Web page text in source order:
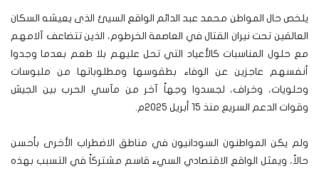
يلخص حال المواطن محمد عبد الدائم الواقع السيئ الذى يعيشه السكان
العالقين تحت نيران القتال في العاصمة الخرطوم، الذين تتضاعف آلامهم
مع حلول المناسبات كالأعياد التي تحل عليهم بلا طعم بعدما وجدوا
أنفسهم عاجزين عن الوفاء بطقوسها ومطلوباتها من ملبوسات
وحلويات، وخراف، لجسدوا وجهاً آخر من مآسي الحرب بين الجيش
وقوات الدعم السريع منذ 15 أبريل 2025م.
ولم يكن المواطنون السودانيون في مناطق الاضطراب الأخرى بأحسن
حالاً، ويمثل الواقع الاقتصادي السيء قاسم مشتركاً في التسبب بهذه